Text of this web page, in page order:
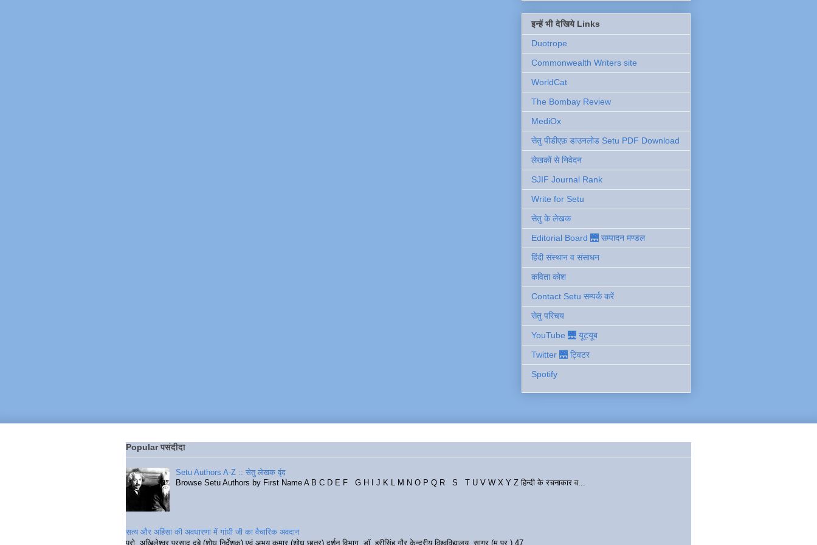
इन्हें भी देखिये Links
Duotrope
Commonwealth Writers site
WorldCat
The Bombay Review
MediOx
सेतु पीडीएफ़ डाउनलोड Setu PDF Download
लेखकों से निवेदन
SJIF Journal Rank
Write for Setu
सेतु के लेखक
Editorial Board 🌉 सम्पादन मण्डल
हिंदी संस्थान व संसाधन
कविता कोश
Contact Setu सम्पर्क करें
सेतु परिचय
YouTube 🌉 यूट्यूब
Twitter 🌉 ट्विटर
Spotify
Popular पसंदीदा
Setu Authors A-Z :: सेतु लेखक वृंद
Browse Setu Authors by First Name A B C D E F G H I J K L M N O P Q R S T U V W X Y Z हिन्दी के रचनाकार व...
सत्य और अहिंसा की अवधारणा में गांधी जी का वैचारिक अवदान
प्रो. अखिलेश्वर प्रसाद दुबे (शोध निर्देशक) एवं अभय कुमार (शोध छात्र) दर्शन विभाग, डॉ. हरीसिंह गौर केन्द्रीय विश्वविद्यालय, सागर (म.प्र.) 47...